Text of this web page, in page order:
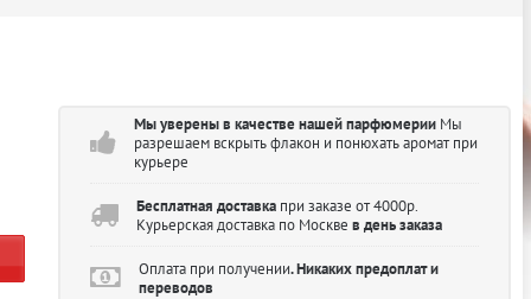
Мы уверены в качестве нашей парфюмерииМы
разрешаем вскрыть флакон и понюхать аромат при
курьере
Бесплатная доставкапри заказе от 4000р.
Курьерская доставка по Москве в день заказа
Оплата при получении. Никаких предоплат и
переводов